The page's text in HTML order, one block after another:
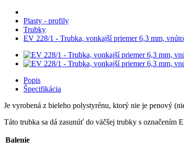
Plasty - profily
Trubky
EV 228/1 - Trubka, vonkajší priemer 6,3 mm,
Popis
Špecifikácia
Je vyrobená z bieleho polystyrénu, ktorý nie je penový
Táto trubka sa dá zasunúť do väčšej trubky s označením
Balenie